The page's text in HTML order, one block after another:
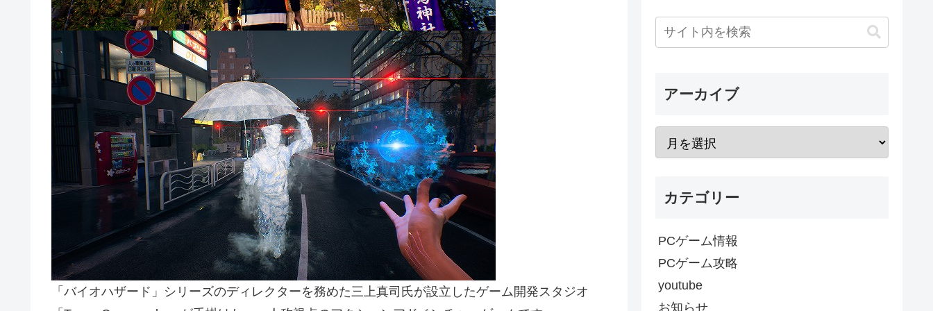
「バイオハザード」シリーズのディレクターを務めた三上真司氏が設立したゲーム開発スタジオ
アーカイブ
カテゴリー
PCゲーム情報
PCゲーム攻略
youtube
お知らせ